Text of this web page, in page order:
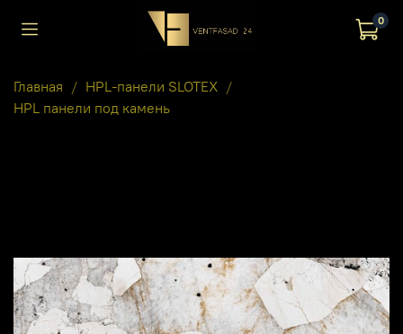
0
Главная
HPL-панели SLOTEX
HPL панели под камень